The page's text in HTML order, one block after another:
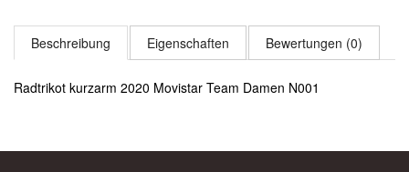
Beschreibung Eigenschaften Bewertungen (0)
Radtrikot kurzarm 2020 Movistar Team Damen N001